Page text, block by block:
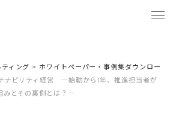
ィング > ホワイトペーパー・事例集ダウンロー
ナビリティ経営 ―始動から1年、推進担当者が
みとその裏側とは？―